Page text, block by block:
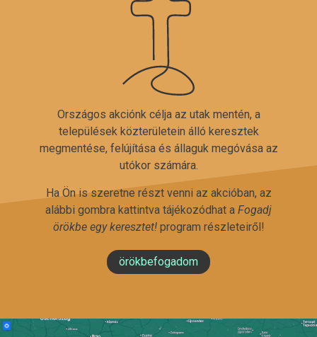
Országos akciónk célja az utak mentén, a
települések közterületein álló keresztek
megmentése, felújítása és állaguk megóvása az
utókor számára.
Ha Ön is szeretne részt venni az akcióban, az
alábbi gombra kattintva tájékozódhat a Fogadj
örökbe egy keresztet!program részleteiről!
örökbefogadom